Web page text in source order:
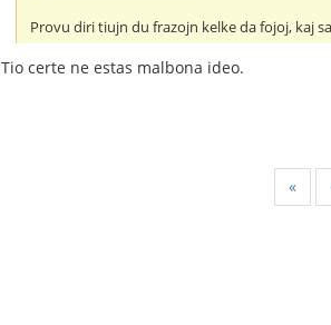
Provu diri tiujn du frazojn kelke da fojoj, kaj
Tio certe ne estas malbona ideo.
«